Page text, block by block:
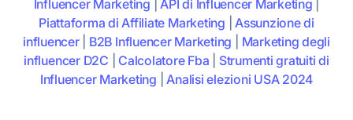
Influencer Marketing |API di Influencer Marketing
Piattaforma di Affiliate Marketing |Assunzione di
influencer| B2B Influencer Marketing
Marketing degli
influencer D2C
|Calcolatore Fba
Strumenti gratuiti di
Influencer Marketing |Analisi elezioni USA 2024